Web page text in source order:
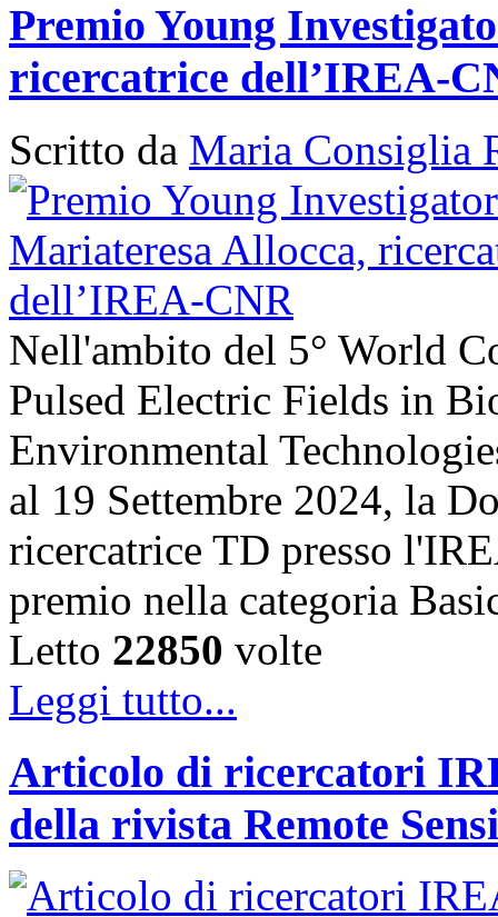
Premio Young
ricercatrice dell’IREA-
Scritto da Maria Consiglia
Nell'ambito del 5° World
Pulsed Electric Fields in
Environmental
al 19 Settembre 2024, la
ricercatrice TD presso
premio nella categoria
Letto 22850 volte
Leggi tutto...
Articolo di ricercatori
della rivista Remote